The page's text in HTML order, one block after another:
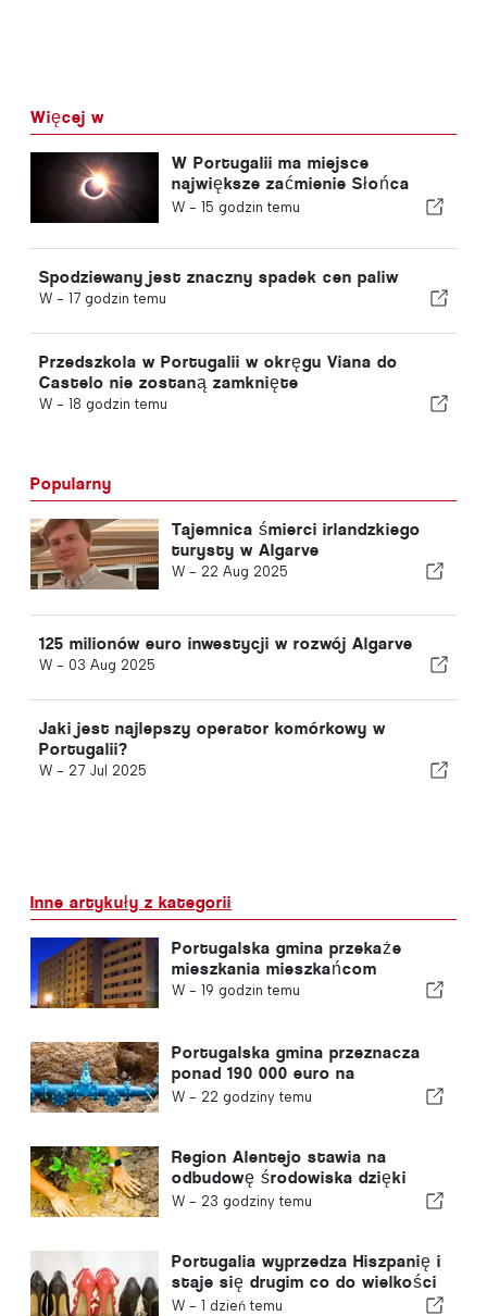
Więcej w
W Portugalii ma miejsce
największe zaćmienie Słońca
tego stulecia
W - 15 godzin temu
Spodziewany jest znaczny spadek cen paliw
W - 17 godzin temu
Przedszkola w Portugalii w okręgu Viana do
Castelo nie zostaną zamknięte
W - 18 godzin temu
Popularny
Tajemnica śmierci irlandzkiego
turysty w Algarve
W - 22 Aug 2025
125 milionów euro inwestycji w rozwój Algarve
W - 03 Aug 2025
Jaki jest najlepszy operator komórkowy w
Portugalii?
W - 27 Jul 2025
Inne artykuły z kategorii
Portugalska gmina przekaże
mieszkania mieszkańcom
W - 19 godzin temu
Portugalska gmina przeznacza
ponad 190 000 euro na
zaopatrzenie w wodę
W - 22 godziny temu
Region Alentejo stawia na
odbudowę środowiska dzięki
funduszom europejskim
W - 23 godziny temu
Portugalia wyprzedza Hiszpanię i
staje się drugim co do wielkości
producentem obuwia w Europie
W - 1 dzień temu